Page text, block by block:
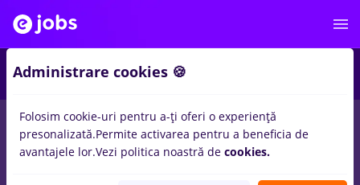
locuri de muncaFull time in Remote (de acasa)pentru
Student, Fara experientainAu pair / Babysitter / Curatenie, IT
/ Telecom
Administrare cookies 🍪
Folosim cookie-uri pentru a-ți oferi o experiență
presonalizată.Permite activarea pentru a beneficia de
avantajele lor.Vezi politica noastră de cookies.